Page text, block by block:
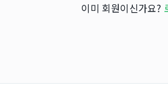
이미 회원이신가요?